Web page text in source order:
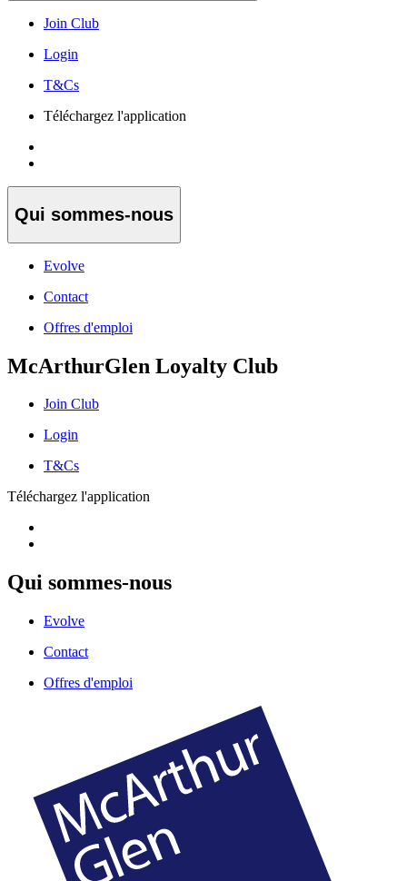
Join Club
Login
T&Cs
Téléchargez l'application
Qui sommes-nous
Evolve
Contact
Offres d'emploi
McArthurGlen Loyalty Club
Join Club
Login
T&Cs
Téléchargez l'application
Qui sommes-nous
Evolve
Contact
Offres d'emploi